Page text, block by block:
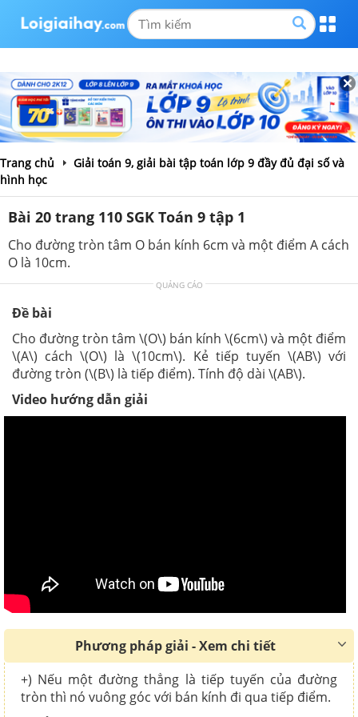
Trang chủ
Giải toán 9, giải bài tập toán lớp 9 đầy đủ đại số và
hình học
Bài 20 trang 110 SGK Toán 9 tập 1
Cho đường tròn tâm O bán kính 6cm và một điểm A cách
O là 10cm.
QUẢNG CÁO
Đề bài
Cho đường tròn tâm \(O\) bán kính \(6cm\) và một điểm
\(A\) cách \(O\) là \(10cm\). Kẻ tiếp tuyến \(AB\) với
đường tròn (\(B\) là tiếp điểm). Tính độ dài \(AB\).
Video hướng dẫn giải
Phương pháp giải - Xem chi tiết
+) Nếu một đường thẳng là tiếp tuyến của đường
tròn thì nó vuông góc với bán kính đi qua tiếp điểm.